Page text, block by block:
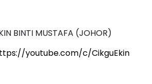
BINTI MUSTAFA (JOHOR)
youtube.com/c/CikguEkin